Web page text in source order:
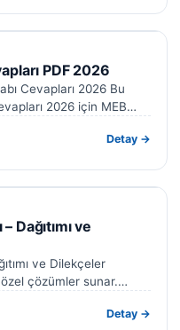
PDF 2026
Cevapları 2026 Bu
2026 için MEB…
Detay →
Dağıtımı ve
ve Dilekçeler
çözümler sunar.
Detay →